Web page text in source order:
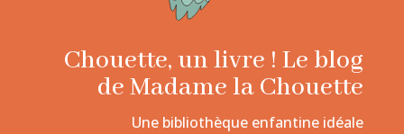
Chouette, un livre ! Le blog
de Madame la Chouette
Une bibliothèque enfantine idéale